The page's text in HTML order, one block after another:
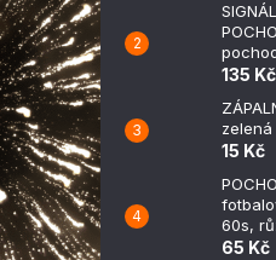
135 Kč
zelená
15 Kč
60s,
65 Kč